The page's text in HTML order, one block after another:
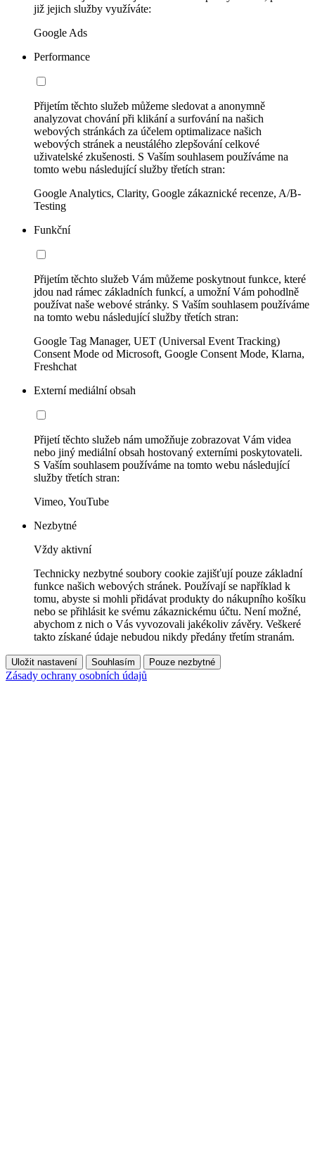
již jejich služby využíváte:
Google Ads
Performance
Přijetím těchto služeb můžeme sledovat a anonymně
analyzovat chování při klikání a surfování na našich
webových stránkách za účelem optimalizace našich
webových stránek a neustálého zlepšování celkové
uživatelské zkušenosti. S Vaším souhlasem používáme na
tomto webu následující služby třetích stran:
Google Analytics, Clarity, Google zákaznické recenze, A/B-
Testing
Funkční
Přijetím těchto služeb Vám můžeme poskytnout funkce, které
jdou nad rámec základních funkcí, a umožní Vám pohodlně
používat naše webové stránky. S Vaším souhlasem používáme
na tomto webu následující služby třetích stran:
Google Tag Manager, UET (Universal Event Tracking)
Consent Mode od Microsoft, Google Consent Mode, Klarna,
Freshchat
Externí mediální obsah
Přijetí těchto služeb nám umožňuje zobrazovat Vám videa
nebo jiný mediální obsah hostovaný externími poskytovateli.
S Vaším souhlasem používáme na tomto webu následující
služby třetích stran:
Vimeo, YouTube
Nezbytné
Vždy aktivní
Technicky nezbytné soubory cookie zajišťují pouze základní
funkce našich webových stránek. Používají se například k
tomu, abyste si mohli přidávat produkty do nákupního košíku
nebo se přihlásit ke svému zákaznickému účtu. Není možné,
abychom z nich o Vás vyvozovali jakékoliv závěry. Veškeré
takto získané údaje nebudou nikdy předány třetím stranám.
Uložit nastavení Souhlasím Pouze nezbytné
Zásady ochrany osobních údajů